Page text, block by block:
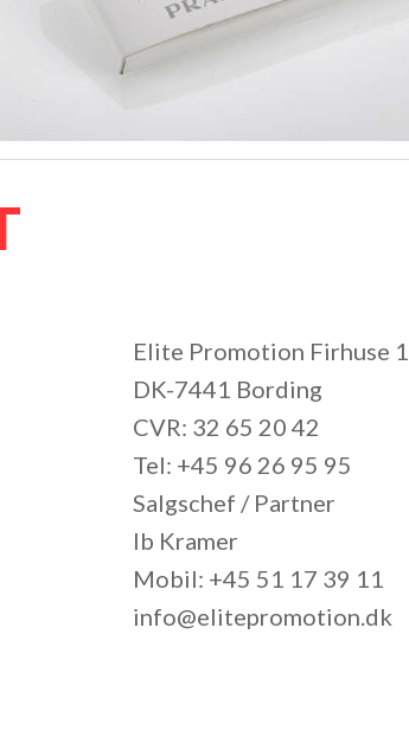
Elite Promotion Firhuse 1
DK-7441 Bording
CVR: 32 65 20 42
Tel: +45 96 26 95 95
Salgschef / Partner
Ib Kramer
Mobil: +45 51 17 39 11
info@elitepromotion.dk